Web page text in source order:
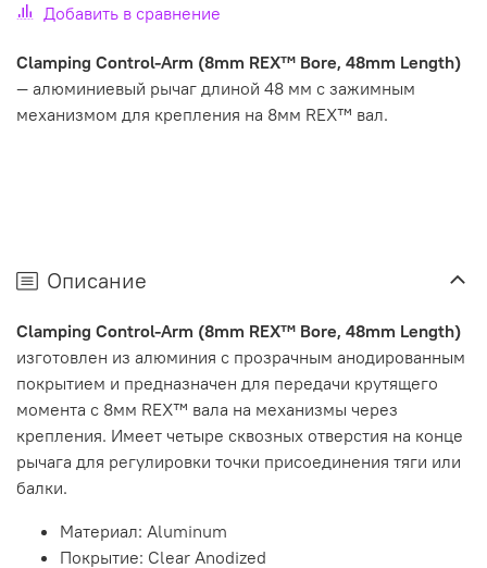
Добавить в сравнение
Clamping Control-Arm (8mm REX™ Bore, 48mm Length)
— алюминиевый рычаг длиной 48 мм с зажимным
механизмом для крепления на 8мм REX™ вал.
Описание
Clamping Control-Arm (8mm REX™ Bore, 48mm Length)
изготовлен из алюминия с прозрачным анодированным
покрытием и предназначен для передачи крутящего
момента с 8мм REX™ вала на механизмы через
крепления. Имеет четыре сквозных отверстия на конце
рычага для регулировки точки присоединения тяги или
балки.
Материал: Aluminum
Покрытие: Clear Anodized